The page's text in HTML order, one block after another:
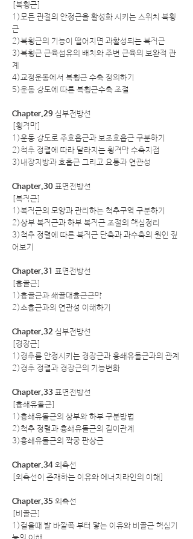
[복횡근]
1)모든 관절의 안정근을 활성화 시키는 스위치 복횡
근
2)복횡근의 기능이 떨어지면 과활성되는 복직근
3)복횡근 근육섬유의 배치와 주변 근육의 보완적 관
계
4)교정운동에서 복횡근 수축 정의하기
5)운동 강도에 따른 복횡근수축 조절
Chapter.29 심부전방선
[횡격막]
1)운동 강도로 주호흡근과 보조호흡근 구분하기
2)척추 정렬에 따라 달라지는 횡격막 수축지점
3)내장지방과 호흡근 그리고 요통과 연관성
Chapter.30 표면전방선
[복직근]
1)복직근의 모양과 관리하는 척추구역 구분하기
2)상부 복직근과 하부 복직근 조절의 핵심정리
3)척추 정렬에 따른 복직근 단축과 과수축의 원인 짚
어보기
Chapter.31 표면전방선
[흉골근]
1)흉골근과 쇄골대흉근근막
2)소흉근과의 연관성 이해하기
Chapter.32 심부전방선
[경장근]
1)경추를 안정시키는 경장근과 흉쇄유돌근과의 관계
2)경추 정렬과 경장근의 기능변화
Chapter.33 표면전방선
[흉쇄유돌근]
1)흉쇄유돌근의 상부와 하부 구분방법
2)척추 정렬과 흉쇄유돌근의 길이관계
3)흉쇄유돌근의 짝궁 판상근
Chapter.34 외측선
[외측선이 존재하는 이유와 에너지라인의 이해]
Chapter.35 외측선
[비골근]
1)걸을때 발 바깥쪽 부터 닿는 이유와 비골근 핵심기